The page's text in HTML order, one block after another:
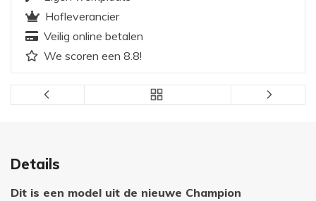
Hofleverancier
Veilig online betalen
We scoren een 8.8!
Details
Dit is een model uit de nieuwe Champion